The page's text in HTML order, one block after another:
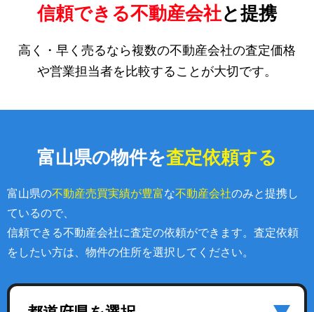
信頼できる不動産会社と提携
高く・早く売るなら複数の不動産会社の査定価格
や営業担当者を比較することが大切です。
富山県の物件を査定依頼する
富山県の不動産売買実績が豊富な不動産会社のみと提携し
ているので、
信頼できる不動産会社に査定の依頼ができます。査定依頼
をしたい方は、物件の住所を選択してください。